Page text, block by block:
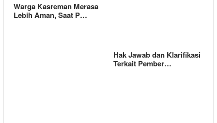
Warga Kasreman Merasa
Lebih Aman, Saat P…
Hak Jawab dan Klarifikasi
Terkait Pember…